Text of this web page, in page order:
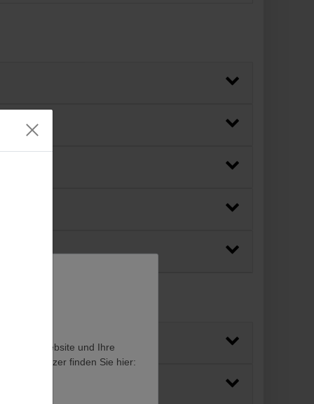
diese Website und Ihre
als Nutzer finden Sie hier: